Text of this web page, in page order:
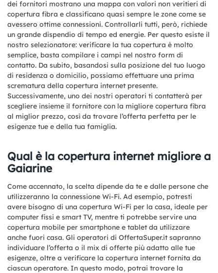
dei fornitori mostrano una mappa con valori non veritieri di
copertura fibra e classificano quasi sempre le zone come se
avessero ottime connessioni. Controllarli tutti, però, richiede
un grande dispendio di tempo ed energie. Per questo esiste il
nostro selezionatore: verificare la tua copertura è molto
semplice, basta compilare i campi nel nostro form di
contatto. Da subito, basandosi sulla posizione del tuo luogo
di residenza o domicilio, possiamo effettuare una prima
scrematura della copertura internet presente.
Successivamente, uno dei nostri operatori ti contatterà per
scegliere insieme il fornitore con la migliore copertura fibra
al miglior prezzo, così da trovare l’offerta perfetta per le
esigenze tue e della tua famiglia.
Qual è la copertura internet migliore a
Gaiarine
Come accennato, la scelta dipende da te e dalle persone che
utilizzeranno la connessione Wi-Fi. Ad esempio, potresti
avere bisogno di una copertura Wi-Fi per la casa, ideale per
computer fissi e smart TV, mentre ti potrebbe servire una
copertura mobile per smartphone e tablet da utilizzare
anche fuori casa. Gli operatori di OffertaSuper.it sapranno
individuare l’offerta o il mix di offerte più adatto alle tue
esigenze, oltre a verificare la copertura internet fornita da
ciascun operatore. In questo modo, potrai trovare la